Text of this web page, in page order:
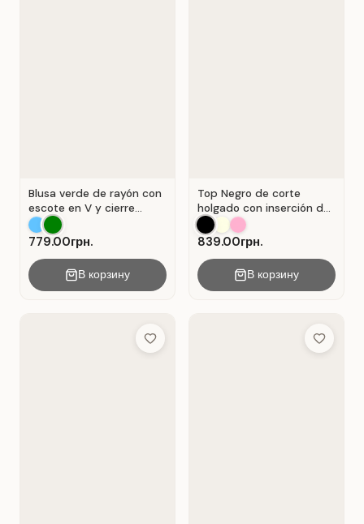
Blusa verde de rayón con
escote en V y cierre
Verde .
779.00грн.
В корзину
Top Negro de corte
holgado con inserción de
encaje calado.
839.00грн.
В корзину
Add to Wish List Add to